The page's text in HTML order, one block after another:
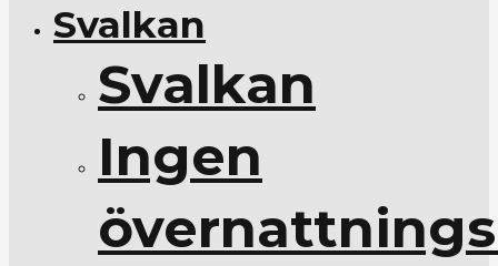
Svalkan
Svalkan
Ingen